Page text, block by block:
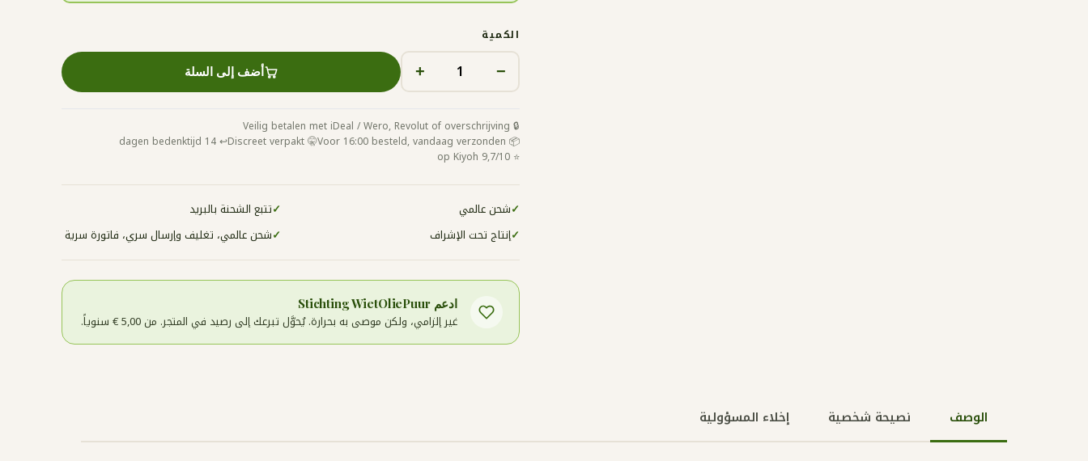
الكمية
−
+ أضف إلى السلة
🔒 Veilig betalen met iDeal / Wero, Revolut of overschrijving
📦 Voor 16:00 besteld, vandaag verzonden
🤫 Discreet verpakt
↩️ 14 dagen bedenktijd
⭐ 9,7/10 op Kiyoh
✓شحن عالمي ✓تتبع الشحنة بالبريد
✓إنتاج تحت الإشراف ✓شحن عالمي، تغليف وإرسال سري، فاتورة سرية
ادعم Stichting WietOliePuur
غير إلزامي، ولكن موصى به بحرارة. يُحوَّل تبرعك إلى رصيد في المتجر. من 5,00 € سنوياً.
الوصف نصيحة شخصية إخلاء المسؤولية